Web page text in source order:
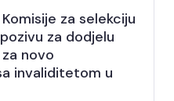
za selekciju
za dodjelu
novo
invaliditetom u